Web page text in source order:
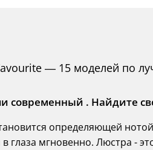
— 15 моделей по
современный . Найдите
определяющей
глаза мгновенно. Люстра -